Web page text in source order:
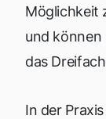
Möglichkeit
und können
das
In der